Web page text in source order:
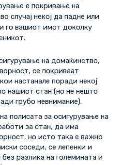
е покривање на
случај некој да падне или
го вашиот имот доколку
на домаќинство,
се покриваат
настанале поради некој
нашиот стан (но не нешто
грубо невнимание).
полисата за осигурување на
за стан, да има
но исто така е важно
соседи, се лепенки и
без разлика на големината и